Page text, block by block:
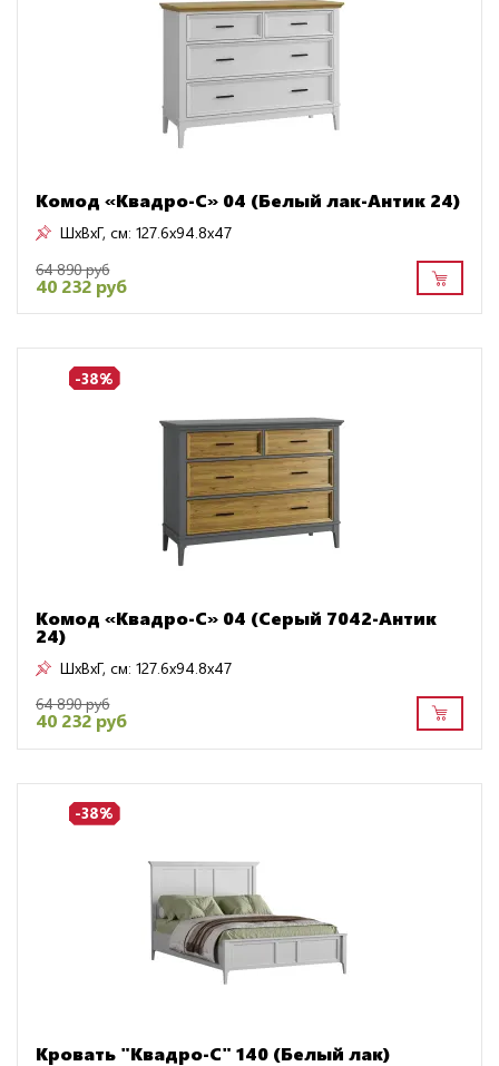
Комод «Квадро-С» 04 (Белый лак-Антик 24)
ШxВxГ, см: 127.6x94.8x47
64 890 руб
40 232 руб
-38%
Комод «Квадро-С» 04 (Серый 7042-Антик
24)
ШxВxГ, см: 127.6x94.8x47
64 890 руб
40 232 руб
-38%
Кровать "Квадро-С" 140 (Белый лак)